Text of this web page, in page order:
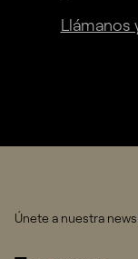
Llámanos
Únete a nuestra